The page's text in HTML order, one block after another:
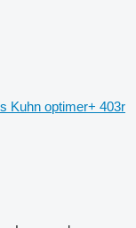
Kuhn optimer+ 403r